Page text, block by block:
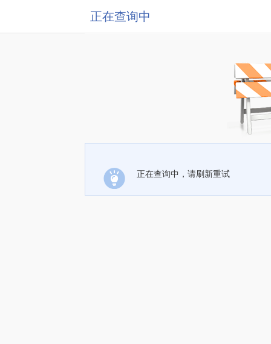
正在查询中
正在查询中，请刷新重试